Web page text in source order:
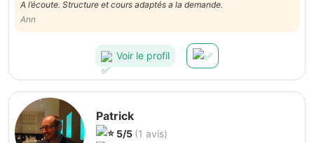
A l’écoute. Structure et cours adaptés a la demande.
Ann
Voir le profil
Patrick
5/5 (1 avis)